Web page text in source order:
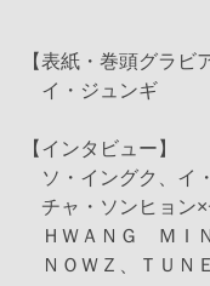
【表紙・巻頭グラビ
イ・ジュンギ
【インタビュー】
ソ・イングク、イ
チャ・ソンヒョン×
ＨＷＡＮＧ ＭＩ
ＮＯＷＺ、ＴＵＮ